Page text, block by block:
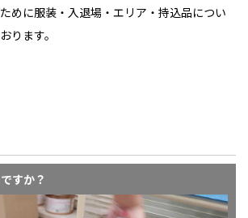
めに服装・入退場・エリア・持込品につい
ります。
すか？